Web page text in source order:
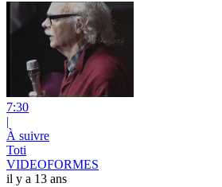
7:30
|
À suivre
Toti
VIDEOFORMES
il y a 13 ans